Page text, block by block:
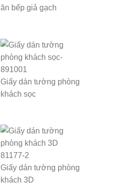
ăn bếp giả gạch
Giấy dán tường phòng
khách sọc
Giấy dán tường phòng
khách 3D